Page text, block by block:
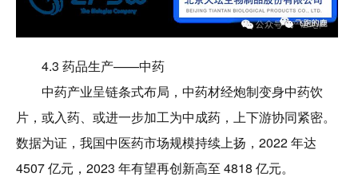
4.3 药品生产——中药
中药产业呈链条式布局，中药材经炮制变身中药饮
片，或入药、或进一步加工为中成药，上下游协同紧密。
数据为证，我国中医药市场规模持续上扬，2022 年达
4507 亿元，2023 年有望再创新高至 4818 亿元。